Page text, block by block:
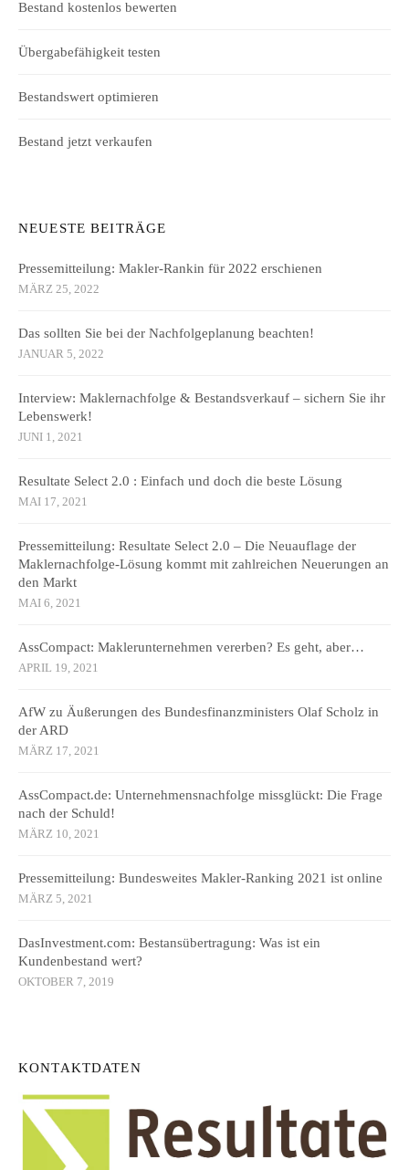
Bestand kostenlos bewerten
Übergabefähigkeit testen
Bestandswert optimieren
Bestand jetzt verkaufen
NEUESTE BEITRÄGE
Pressemitteilung: Makler-Rankin für 2022 erschienen
MÄRZ 25, 2022
Das sollten Sie bei der Nachfolgeplanung beachten!
JANUAR 5, 2022
Interview: Maklernachfolge & Bestandsverkauf – sichern Sie ihr
Lebenswerk!
JUNI 1, 2021
Resultate Select 2.0 : Einfach und doch die beste Lösung
MAI 17, 2021
Pressemitteilung: Resultate Select 2.0 – Die Neuauflage der
Maklernachfolge-Lösung kommt mit zahlreichen Neuerungen an
den Markt
MAI 6, 2021
AssCompact: Maklerunternehmen vererben? Es geht, aber…
APRIL 19, 2021
AfW zu Äußerungen des Bundesfinanzministers Olaf Scholz in
der ARD
MÄRZ 17, 2021
AssCompact.de: Unternehmensnachfolge missglückt: Die Frage
nach der Schuld!
MÄRZ 10, 2021
Pressemitteilung: Bundesweites Makler-Ranking 2021 ist online
MÄRZ 5, 2021
DasInvestment.com: Bestansübertragung: Was ist ein
Kundenbestand wert?
OKTOBER 7, 2019
KONTAKTDATEN